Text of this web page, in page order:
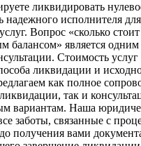
ликвидировать
надежного исполнителя
Вопрос «сколько
является одним
Стоимость услуг
ликвидации и
как полное
так и
вариантам. Наша
заботы, связанные с
получения вами